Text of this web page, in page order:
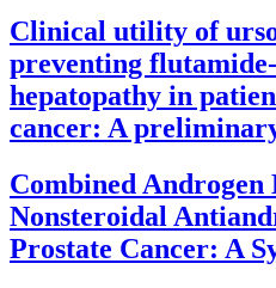
Clinical utility of
preventing
hepatopathy in
cancer: A
Combined Androgen
Nonsteroidal
Prostate Cancer: A